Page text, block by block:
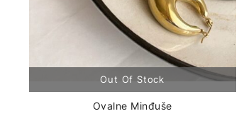
Ovalne Minđuše